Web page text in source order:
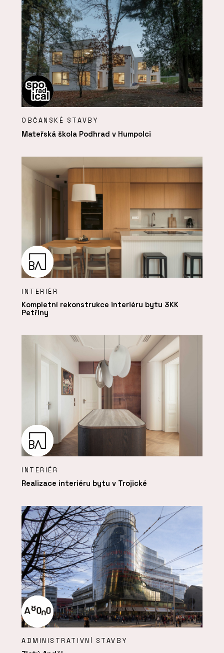
OBČANSKÉ STAVBY
Mateřská škola Podhrad v Humpolci
INTERIÉR
Kompletní rekonstrukce interiéru bytu 3KK
Petřiny
INTERIÉR
Realizace interiéru bytu v Trojické
ADMINISTRATIVNÍ STAVBY